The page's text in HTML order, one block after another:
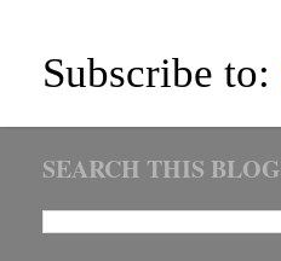
Subscribe to:
SEARCH THIS BLOG